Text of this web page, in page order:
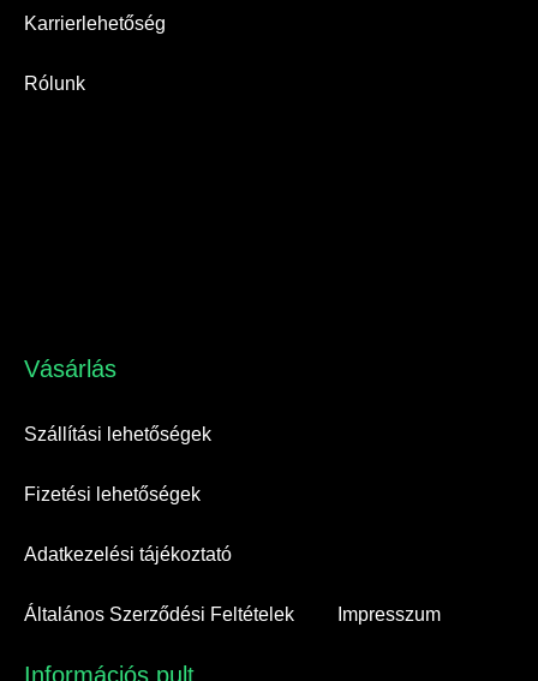
Karrierlehetőség
Rólunk
Vásárlás​
Szállítási lehetőségek
Fizetési lehetőségek
Adatkezelési tájékoztató
Általános Szerződési Feltételek Impresszum
Információs pult​